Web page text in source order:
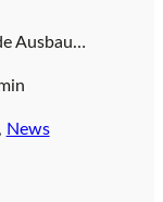
Ausbau…
News